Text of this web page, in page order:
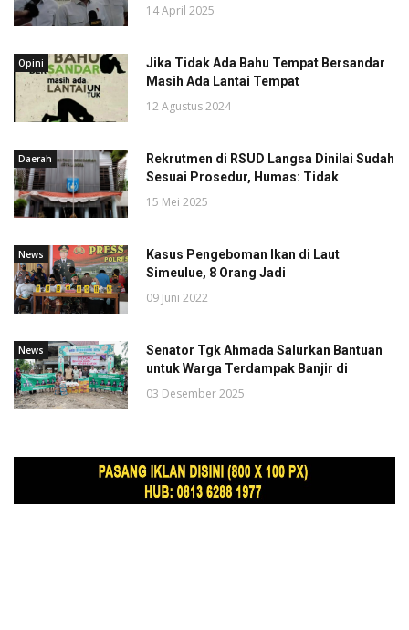
14 April 2025
Opini
Jika Tidak Ada Bahu Tempat Bersandar
Masih Ada Lantai Tempat
12 Agustus 2024
Daerah
Rekrutmen di RSUD Langsa Dinilai Sudah
Sesuai Prosedur, Humas: Tidak
15 Mei 2025
News
Kasus Pengeboman Ikan di Laut
Simeulue, 8 Orang Jadi
09 Juni 2022
News
Senator Tgk Ahmada Salurkan Bantuan
untuk Warga Terdampak Banjir di
03 Desember 2025